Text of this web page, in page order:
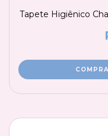
Tapete Higiênico